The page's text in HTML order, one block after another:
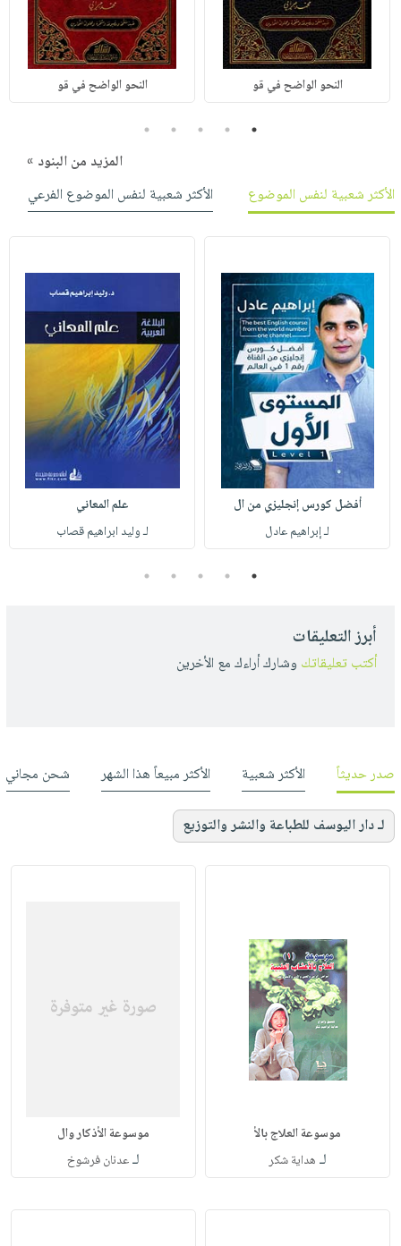
النحو الواضح في قو النحو الواضح في قو
1
2
3
4
5
المزيد من البنود »
الأكثر شعبية لنفس الموضوع
الأكثر شعبية لنفس الموضوع الفرعي
أفضل كورس إنجليزي من ال
لـ إبراهيم عادل
علم المعاني
لـ وليد ابراهيم قصاب
1
2
3
4
5
أبرز التعليقات
أكتب تعليقاتك وشارك أراءك مع الأخرين
صدر حديثاً الأكثر شعبية الأكثر مبيعاً هذا الشهر شحن مجاني
لـ دار اليوسف للطباعة والنشر والتوزيع
موسوعة العلاج بالأ
لـ هداية شكر
موسوعة الأذكار وال
لـعدنان فرشوخ